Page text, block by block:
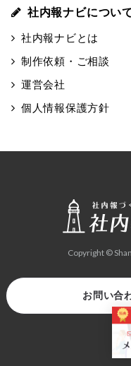
社内報ナビについ
社内報ナビとは
制作依頼・ご相談
運営会社
個人情報保護方針
Copyright ©
お問い合